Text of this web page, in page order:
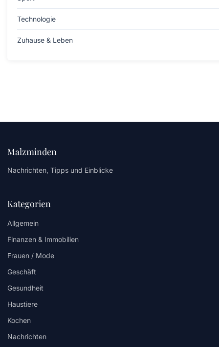
Technologie
Zuhause & Leben
Malzminden
Nachrichten, Tipps und Einblicke
Kategorien
Allgemein
Finanzen & Immobilien
Frauen / Mode
Geschäft
Gesundheit
Haustiere
Kochen
Nachrichten